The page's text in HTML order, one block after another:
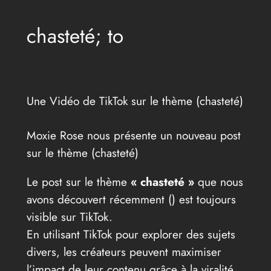
chasteté; to
Une Vidéo de TikTok sur le thème (chasteté)
Moxie Rose nous présente un nouveau post
sur le thème (chasteté)
Le post sur le thème « chasteté »que nous
avons découvert récemment () est toujours
visible sur TikTok.
En utilisant TikTok pour explorer des sujets
divers, les créateurs peuvent maximiser